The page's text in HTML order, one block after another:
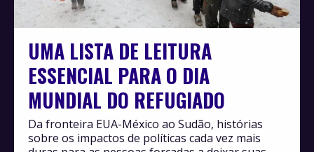
UMA LISTA DE LEITURA
ESSENCIAL PARA O DIA
MUNDIAL DO REFUGIADO
Da fronteira EUA-México ao Sudão, histórias
sobre os impactos de políticas cada vez mais